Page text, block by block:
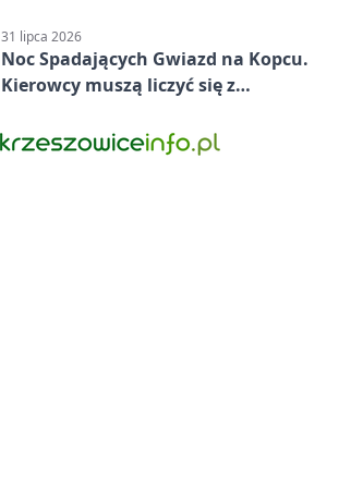
31 lipca 2026
Noc Spadających Gwiazd na Kopcu.
Kierowcy muszą liczyć się z